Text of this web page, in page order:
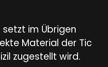
setzt im Übrigen
Material der Tic
zugestellt wird.